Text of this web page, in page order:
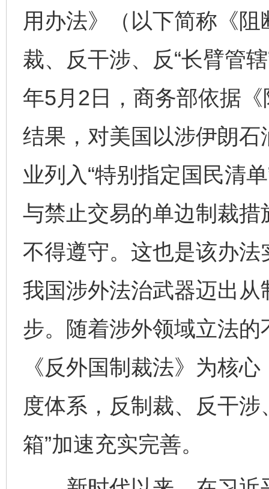
用办法》（以下简称《
裁、反干涉、反“长臂管
年5月2日，商务部依据
结果，对美国以涉伊朗
业列入“特别指定国民清
与禁止交易的单边制裁
不得遵守。这也是该办
我国涉外法治武器迈出
步。随着涉外领域立法
《反外国制裁法》为核
度体系，反制裁、反干涉
箱”加速充实完善。